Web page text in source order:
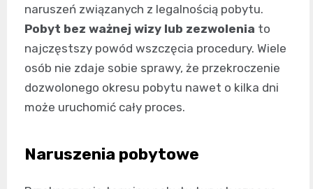
naruszeń związanych z legalnością pobytu.
Pobyt bez ważnej wizy lub zezwolenia to
najczęstszy powód wszczęcia procedury. Wiele
osób nie zdaje sobie sprawy, że przekroczenie
dozwolonego okresu pobytu nawet o kilka dni
może uruchomić cały proces.
Naruszenia pobytowe